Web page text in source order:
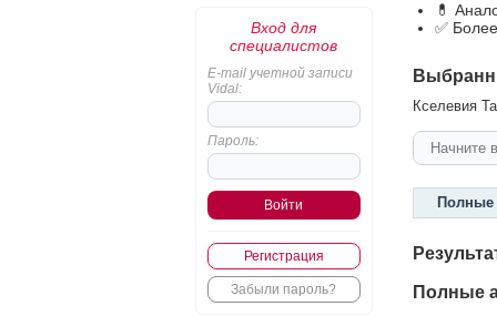
Вход для
специалистов
E-mail учетной записи
Vidal:
Пароль:
Регистрация
Забыли пароль?
💊
✅
Кселевия
Полные
Полные